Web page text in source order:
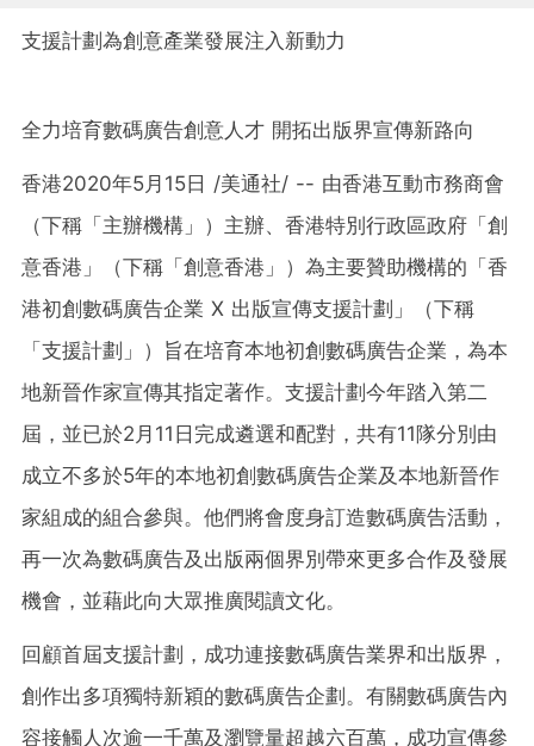
支援計劃為創意產業發展注入新動力
全力培育數碼廣告創意人才 開拓出版界宣傳新路向
香港2020年5月15日 /美通社/ -- 由香港互動市務商會
（下稱「主辦機構」）主辦、香港特別行政區政府「創
意香港」（下稱「創意香港」）為主要贊助機構的「香
港初創數碼廣告企業 X 出版宣傳支援計劃」（下稱
「支援計劃」）旨在培育本地初創數碼廣告企業，為本
地新晉作家宣傳其指定著作。支援計劃今年踏入第二
屆，並已於2月11日完成遴選和配對，共有11隊分別由
成立不多於5年的本地初創數碼廣告企業及本地新晉作
家組成的組合參與。他們將會度身訂造數碼廣告活動，
再一次為數碼廣告及出版兩個界別帶來更多合作及發展
機會，並藉此向大眾推廣閱讀文化。
回顧首屆支援計劃，成功連接數碼廣告業界和出版界，
創作出多項獨特新㯋的數碼廣告企劃。有關數碼廣告內
容接觸人次逾一千萬及瀏覽量超越六百萬，成功宣傳參